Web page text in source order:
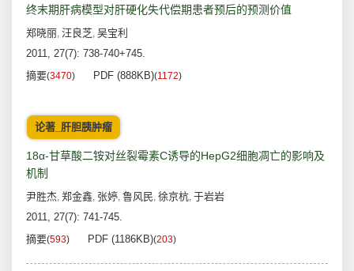
终末期肝病模型对肝硬化失代偿期患者预后的预测价值
郑晓丽, 汪良芝, 吴宝利
2011, 27(7): 738-740+745.
摘要(3470) PDF (888KB)(1172)
论著_肝胆胰肿瘤
18α-甘草酸二铵对丝裂霉素C诱导的HepG2细胞凋亡的影响及
机制
尹胜杰, 郑金鑫, 张婷, 鲁风民, 徐京杭, 于岩岩
2011, 27(7): 741-745.
摘要(593) PDF (1186KB)(203)